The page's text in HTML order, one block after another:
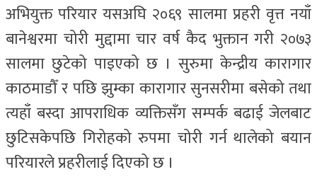
अभियुक्त परियार यसअघि २०६९ सालमा प्रहरी वृत्त नयाँ
बानेश्वरमा चोरी मुद्दामा चार वर्ष कैद भुक्तान गरी २०७३
सालमा छुटेको पाइएको छ । सुरुमा केन्द्रीय कारागार
काठमाडौँ र पछि झुम्का कारागार सुनसरीमा बसेको तथा
त्यहाँ बस्दा आपराधिक व्यक्तिसँग सम्पर्क बढाई जेलबाट
छुटिसकेपछि गिरोहको रुपमा चोरी गर्न थालेको बयान
परियारले प्रहरीलाई दिएको छ ।